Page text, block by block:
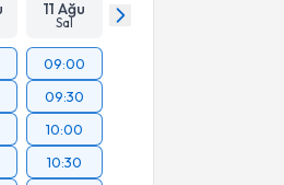
11 Ağu
Sal
09:00
09:30
10:00
10:30